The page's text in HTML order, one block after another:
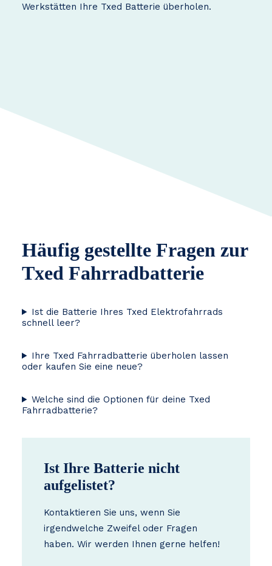
Werkstätten Ihre Txed Batterie überholen.
Häufig gestellte Fragen zur
Txed Fahrradbatterie
Ist die Batterie Ihres Txed Elektrofahrrads
schnell leer?
Ihre Txed Fahrradbatterie überholen lassen
oder kaufen Sie eine neue?
Welche sind die Optionen für deine Txed
Fahrradbatterie?
Ist Ihre Batterie nicht
aufgelistet?
Kontaktieren Sie uns, wenn Sie
irgendwelche Zweifel oder Fragen
haben. Wir werden Ihnen gerne helfen!